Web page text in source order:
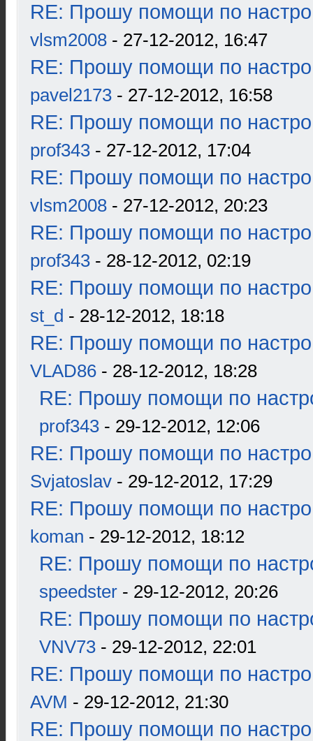
RE: Прошу помощи по
vlsm2008 - 27-12-2012, 16:47
RE: Прошу помощи по
pavel2173 - 27-12-2012, 16:58
RE: Прошу помощи по
prof343 - 27-12-2012, 17:04
RE: Прошу помощи по
vlsm2008 - 27-12-2012, 20:23
RE: Прошу помощи по
prof343 - 28-12-2012, 02:19
RE: Прошу помощи по
st_d - 28-12-2012, 18:18
RE: Прошу помощи по
VLAD86 - 28-12-2012, 18:28
RE: Прошу помощи по
prof343 - 29-12-2012, 12:06
RE: Прошу помощи по
Svjatoslav - 29-12-2012, 17:29
RE: Прошу помощи по
koman - 29-12-2012, 18:12
RE: Прошу помощи по
speedster - 29-12-2012, 20:26
RE: Прошу помощи по
VNV73 - 29-12-2012, 22:01
RE: Прошу помощи по
AVM - 29-12-2012, 21:30
RE: Прошу помощи по